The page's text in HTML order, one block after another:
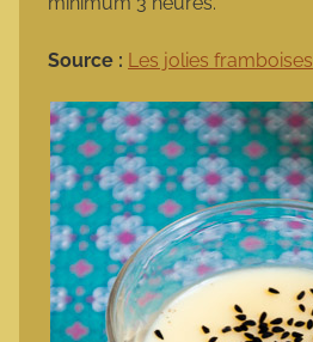
Source : Les jolies framboises